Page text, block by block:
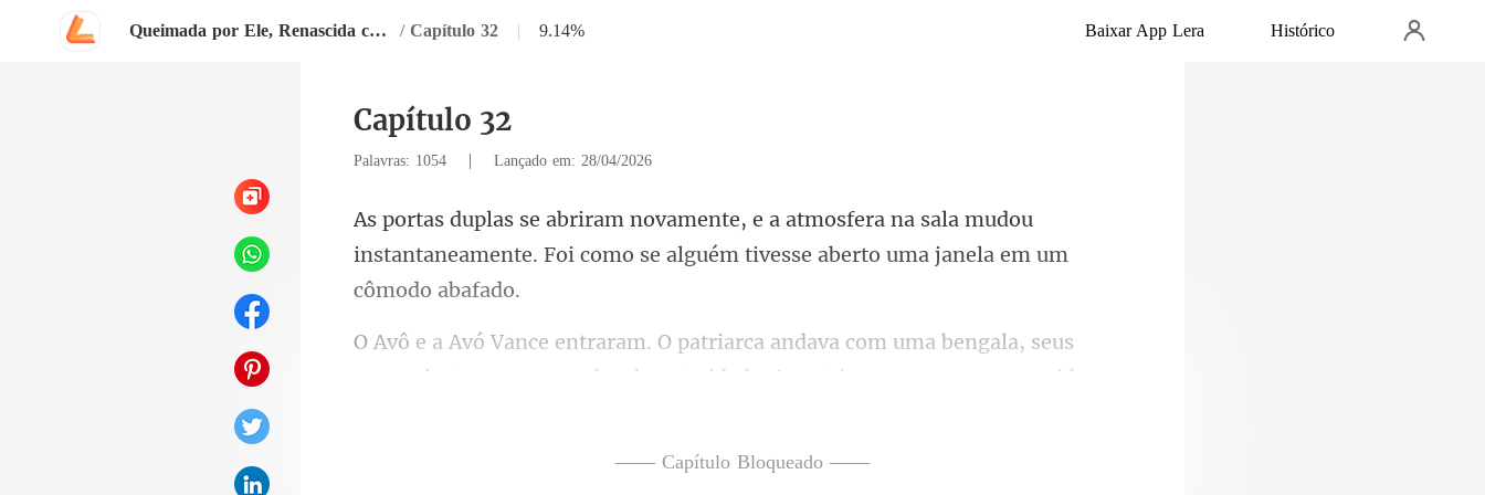
Queimada por Ele, Renascida como Estrela / Capítulo 32 | 9.14% Baixar App Lera Histórico
Capítulo 32
Palavras: 1054 | Lançado em: 28/04/2026
ra na sala mudou
instantaneamente. Foi como se alg
seus
passos lentos, mas pesados de autoridade. A matriarca, pequ
—— Capítulo Bloqueado ——